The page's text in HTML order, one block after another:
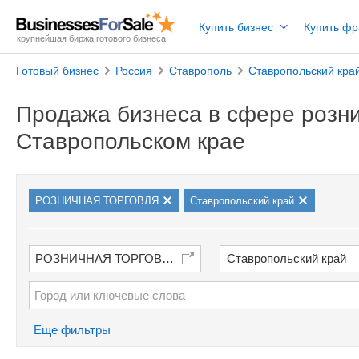
крупнейшая биржа готового бизнеса
Купить бизнес Купить
Готовый бизнес Россия Ставрополь Ставропольский
Продажа бизнеса в сфере
Ставропольском крае
РОЗНИЧНАЯ ТОРГОВЛЯ Ставропольский край
РОЗНИЧНАЯ ТОРГОВЛЯ Ставропольский край
Еще фильтры